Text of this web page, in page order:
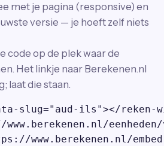
met je pagina (responsive) en
versie — je hoeft zelf niets
code op de plek waar de
Het linkje naar Berekenen.nl
laat die staan.
slug="aud-ils"></reken-
www.berekenen.nl/